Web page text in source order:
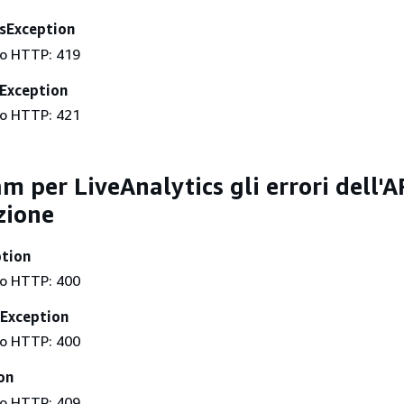
HTTP: 419
HTTP: 421
per LiveAnalytics gli errori
HTTP: 400
HTTP: 400